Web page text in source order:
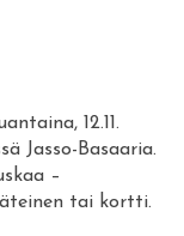
12.11.
Jasso-Basaaria.
–
tai kortti.